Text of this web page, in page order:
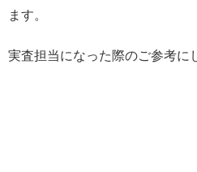
ます。
実査担当になった際のご参考に